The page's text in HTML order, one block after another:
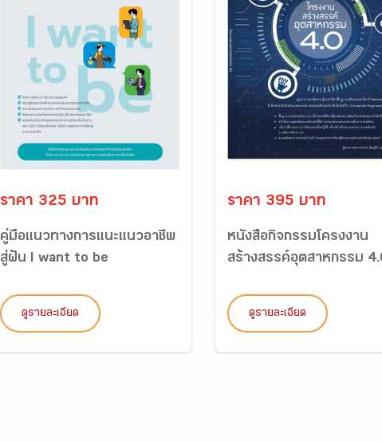
ราคา 325 บาท
คู่มือแนวทางการแนะแนวอาชีพ
สู่ฝัน I want to be
ดูรายละเอียด
ราคา 395 บาท
หนังสือกิจกรรมโครงงาน
สร้างสรรค์อุตสาหกรรม
ดูรายละเอียด